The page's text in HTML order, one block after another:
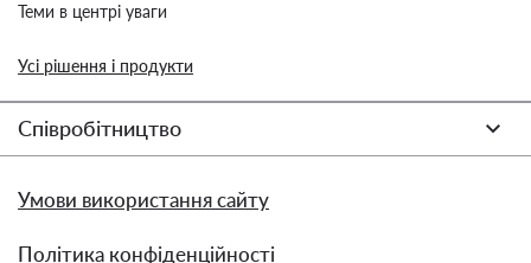
Теми в центрі уваги
Усі рішення і продукти
Співробітництво
Умови використання сайту
Політика конфіденційності